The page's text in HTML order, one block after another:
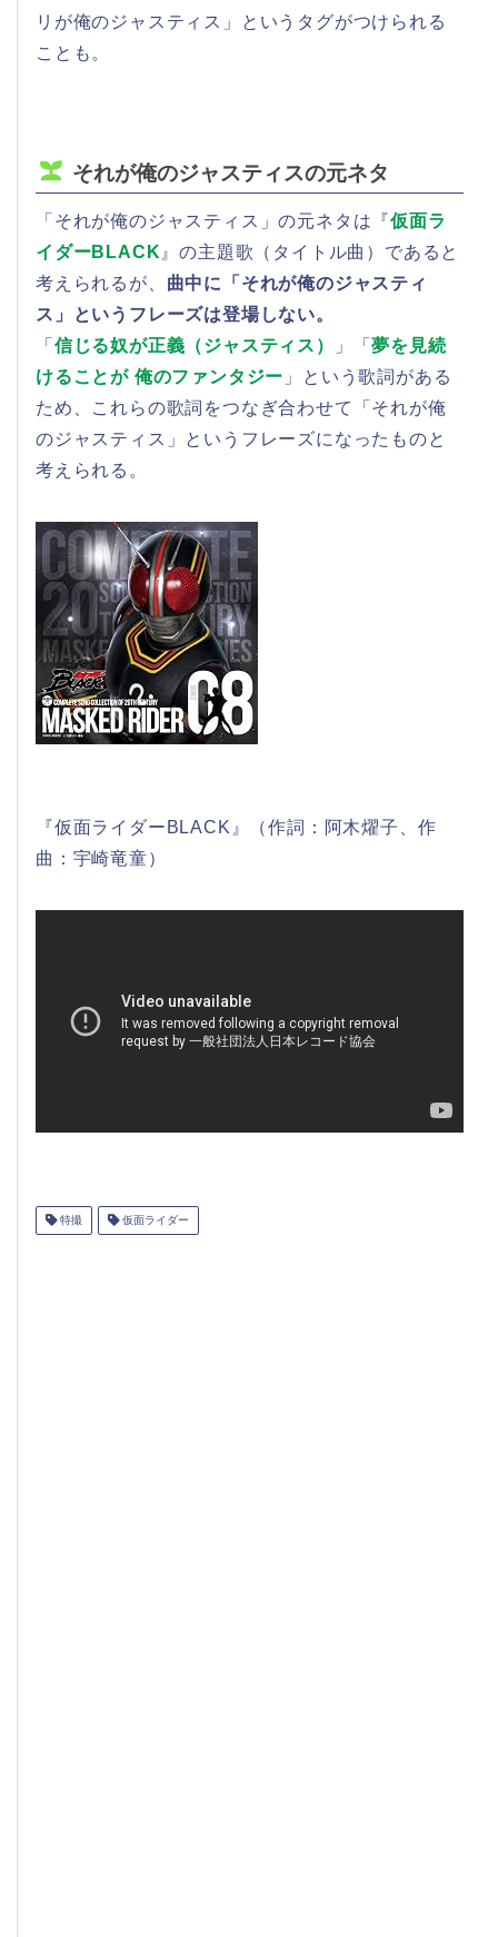
リが俺のジャスティス」というタグがつけられる
ことも。
それが俺のジャスティスの元ネタ
「それが俺のジャスティス」の元ネタは『仮面ラ
イダーBLACK 』の主題歌（タイトル曲）であると
考えられるが、 曲中に「それが俺のジャスティ
ス」というフレーズは登場しない。
「 信じる奴が正義（ジャスティス） 」「夢を見続
けることが 俺のファンタジー 」という歌詞がある
ため、これらの歌詞をつなぎ合わせて「それが俺
のジャスティス」というフレーズになったものと
考えられる。
『仮面ライダーBLACK』（作詞：阿木燿子、作
曲：宇崎竜童）
特撮 仮面ライダー